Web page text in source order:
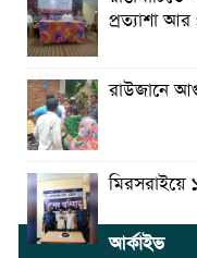
প্রত্যাশা আর
রাউজানে
মিরসরাইয়ে
আর্কাইভ